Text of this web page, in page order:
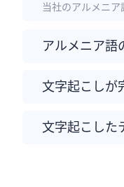
当社のアルメニ
アルメニア語
文字起こしが
文字起こした